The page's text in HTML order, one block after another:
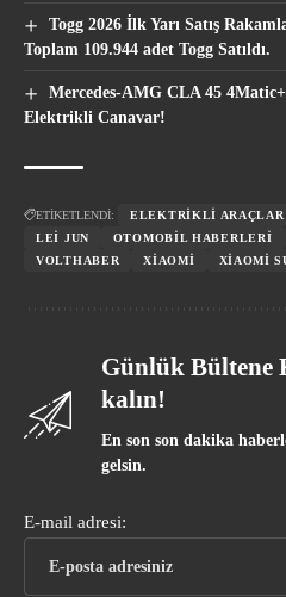
Togg 2026 İlk Yarı Satış
Toplam 109.944 adet Togg Satıldı.
Mercedes-AMG CLA 45
Elektrikli Canavar!
ETİKETLENDİ: ELEKTRIKLI ARAÇLAR
LEI JUN
OTOMOBIL HABERLERI
VOLTHABER
XIAOMI XIAOMI
Günlük Bültene
kalın!
En son son dakika
gelsin.
E-mail adresi: